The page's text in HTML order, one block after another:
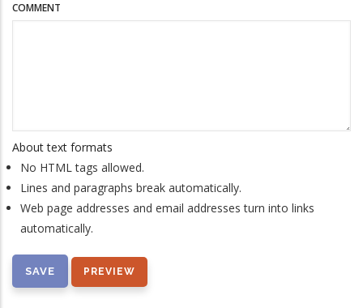
COMMENT
About text formats
No HTML tags allowed.
Lines and paragraphs break automatically.
Web page addresses and email addresses turn into links
automatically.